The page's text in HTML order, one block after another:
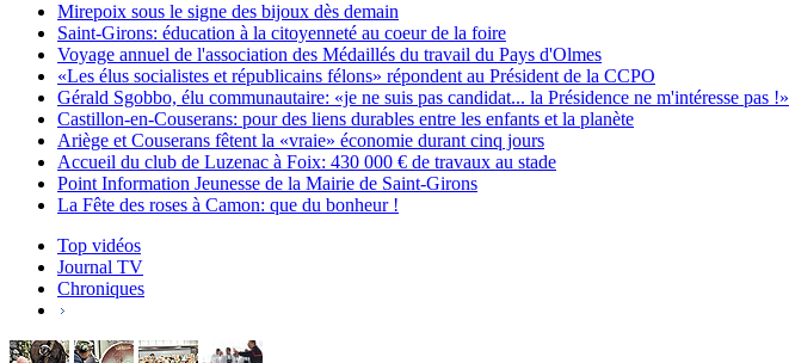
Mirepoix sous le signe des bijoux dès demain
Saint-Girons: éducation à la citoyenneté au coeur de la foire
Voyage annuel de l'association des Médaillés du travail du Pays d'Olmes
«Les élus socialistes et républicains félons» répondent au Président de la CCPO
Gérald Sgobbo, élu communautaire: «je ne suis pas candidat... la Présidence ne m'intéresse pas !»
Castillon-en-Couserans: pour des liens durables entre les enfants et la planète
Ariège et Couserans fêtent la «vraie» économie durant cinq jours
Accueil du club de Luzenac à Foix: 430 000 € de travaux au stade
Point Information Jeunesse de la Mairie de Saint-Girons
La Fête des roses à Camon: que du bonheur !
Top vidéos
Journal TV
Chroniques